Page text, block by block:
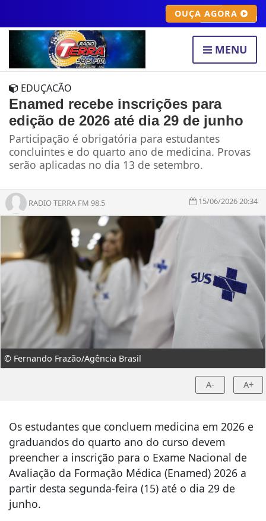
OUÇA AGORA
MENU
EDUÇACÃO
Enamed recebe inscrições para
edição de 2026 até dia 29 de junho
Participação é obrigatória para estudantes
concluintes e do quarto ano de medicina. Provas
serão aplicadas no dia 13 de setembro.
RADIO TERRA FM 98.5 15/06/2026 20:34
© Fernando Frazão/Agência Brasil
A- A+
Os estudantes que concluem medicina em 2026 e
graduandos do quarto ano do curso devem
preencher a inscrição para o Exame Nacional de
Avaliação da Formação Médica (Enamed) 2026 a
partir desta segunda-feira (15) até o dia 29 de
junho.